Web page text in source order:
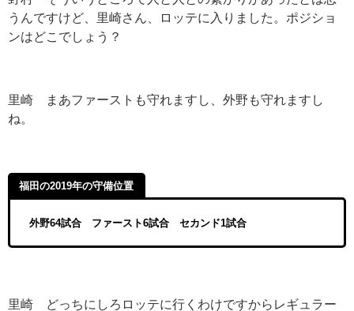
うんですけど、里崎さん、ロッテに入りました。ポジショ
ンはどこでしょう？
里崎 まあファーストも守れますし、外野も守れますし
ね。
福田の2019年の守備位置
外野64試合 ファースト6試合 セカンド1試合
里崎 どっちにしろロッテに行くわけですからレギュラー